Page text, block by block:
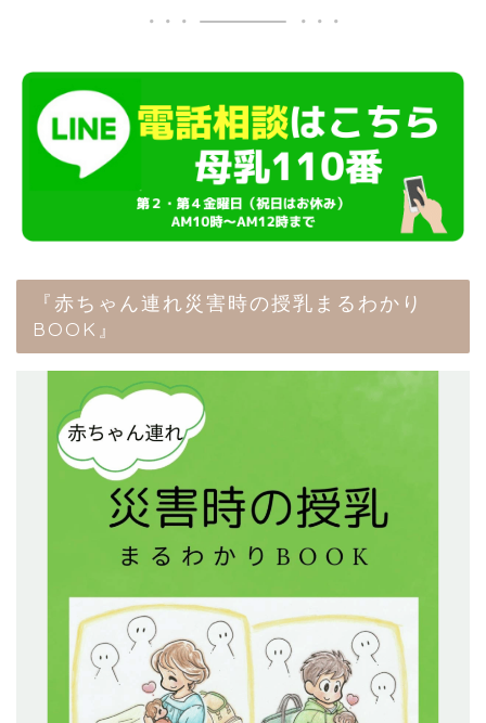
『赤ちゃん連れ災害時の授乳まるわかり
BOOK』